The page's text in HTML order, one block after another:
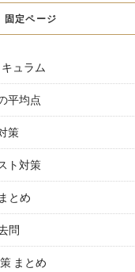
固定ページ
ュラム
平均点
策
ト対策
とめ
問
まとめ